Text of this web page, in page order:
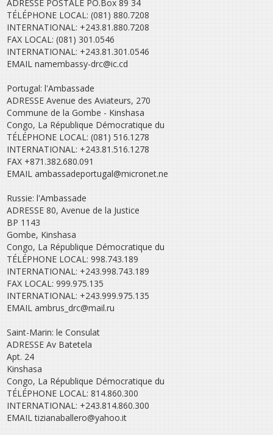
ADRESSE POSTALE PO.Box 89 34
TÉLÉPHONE LOCAL: (081) 880.7208
INTERNATIONAL: +243.81.880.7208
FAX LOCAL: (081) 301.0546
INTERNATIONAL: +243.81.301.0546
EMAIL namembassy-drc@ic.cd
Portugal: l'Ambassade
ADRESSE Avenue des Aviateurs, 270
Commune de la Gombe - Kinshasa
Congo, La République Démocratique du
TÉLÉPHONE LOCAL: (081) 516.1278
INTERNATIONAL: +243.81.516.1278
FAX +871.382.680.091
EMAIL ambassadeportugal@micronet.ne
Russie: l'Ambassade
ADRESSE 80, Avenue de la Justice
BP 1143
Gombe, Kinshasa
Congo, La République Démocratique du
TÉLÉPHONE LOCAL: 998.743.189
INTERNATIONAL: +243.998.743.189
FAX LOCAL: 999.975.135
INTERNATIONAL: +243.999.975.135
EMAIL ambrus_drc@mail.ru
Saint-Marin: le Consulat
ADRESSE Av Batetela
Apt. 24
Kinshasa
Congo, La République Démocratique du
TÉLÉPHONE LOCAL: 814.860.300
INTERNATIONAL: +243.814.860.300
EMAIL tizianaballero@yahoo.it